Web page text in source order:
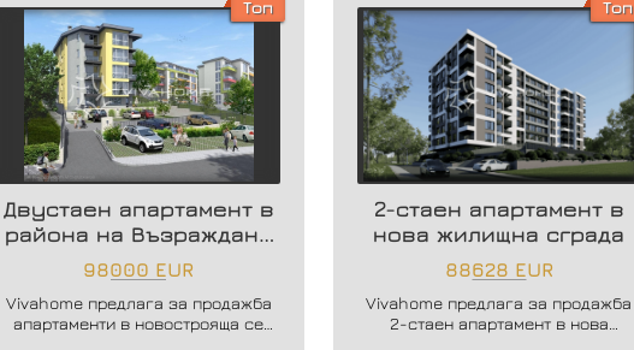
Топ
Двустаен апартамент в
района на Възраждане
3
98000 EUR
Vivahome предлага за продажба
апартаменти в новострояща се
Топ
2-стаен апартамент в
нова жилищна сграда
88628 EUR
Vivahome предлага за продажба
2-стаен апартамент в нова